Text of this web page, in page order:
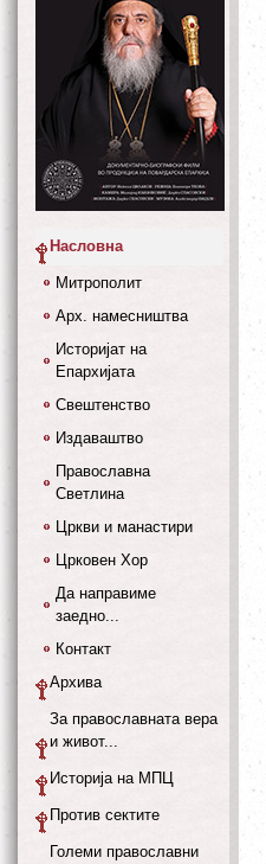
Насловна
Митрополит
Арх. намесништва
Историјат на
Епархијата
Свештенство
Издаваштво
Православна
Светлина
Цркви и манастири
Црковен Хор
Да направиме
заедно...
Контакт
Архива
За православната вера
и живот...
Историја на МПЦ
Против сектите
Големи православни